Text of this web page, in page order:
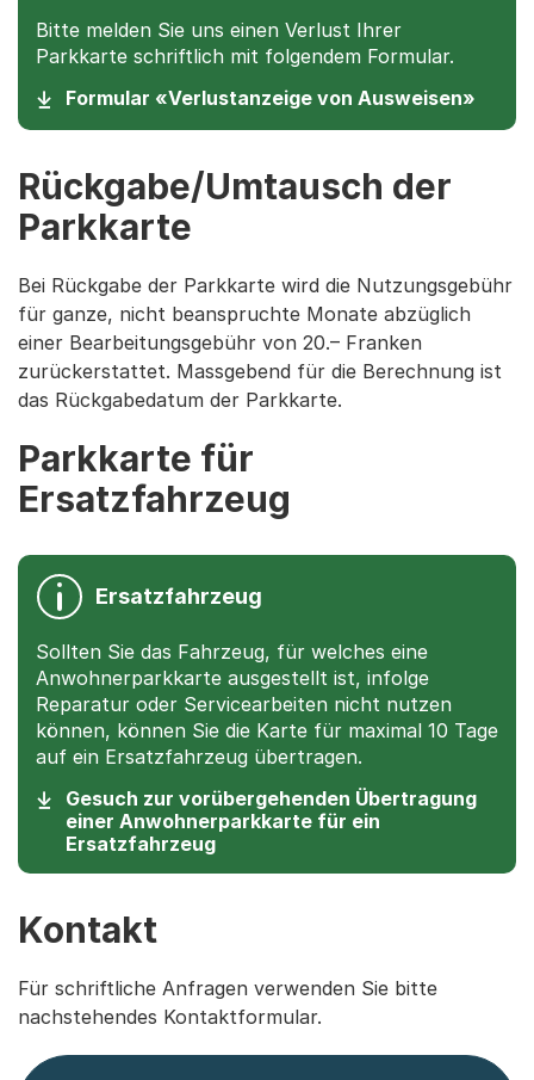
Bitte melden Sie uns einen Verlust Ihrer
Parkkarte schriftlich mit folgendem Formular.
Formular «Verlustanzeige von Ausweisen»
Rückgabe/Umtausch der
Parkkarte
Bei Rückgabe der Parkkarte wird die Nutzungsgebühr
für ganze, nicht beanspruchte Monate abzüglich
einer Bearbeitungsgebühr von 20.– Franken
zurückerstattet. Massgebend für die Berechnung ist
das Rückgabedatum der Parkkarte.
Parkkarte für
Ersatzfahrzeug
Ersatzfahrzeug
Sollten Sie das Fahrzeug, für welches eine
Anwohnerparkkarte ausgestellt ist, infolge
Reparatur oder Servicearbeiten nicht nutzen
können, können Sie die Karte für maximal 10 Tage
auf ein Ersatzfahrzeug übertragen.
Gesuch zur vorübergehenden Übertragung
einer Anwohnerparkkarte für ein
Ersatzfahrzeug(Startet einen Download)
Kontakt
Für schriftliche Anfragen verwenden Sie bitte
nachstehendes Kontaktformular.